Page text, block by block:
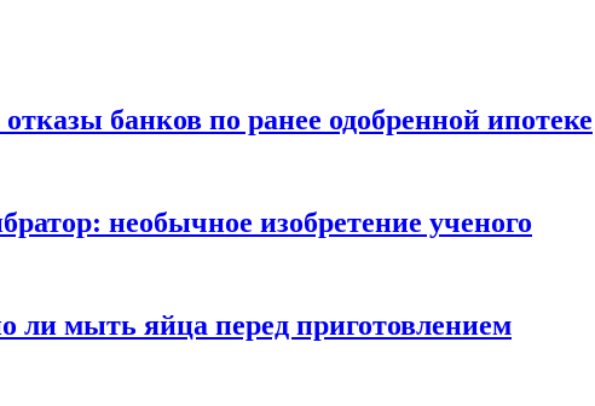
банков по ранее одобренной ипотеке
необычное изобретение ученого
ли мыть яйца перед приготовлением